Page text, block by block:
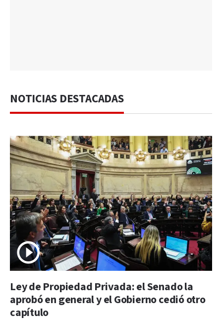
NOTICIAS DESTACADAS
Ley de Propiedad Privada: el Senado la
aprobó en general y el Gobierno cedió otro
capítulo